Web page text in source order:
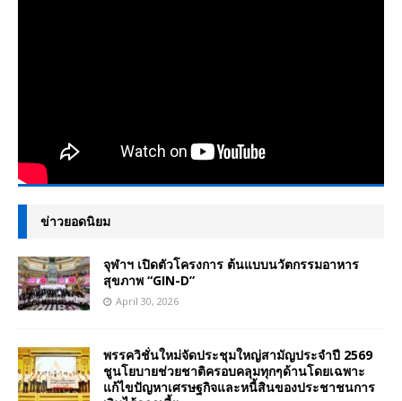
ข่าวยอดนิยม
จุฬาฯ เปิดตัวโครงการ ต้นแบบนวัตกรรมอาหาร
สุขภาพ “GIN-D”
April 30, 2026
พรรควิชั่นใหม่จัดประชุมใหญ่สามัญประจำปี 2569
ชูนโยบายช่วยชาติครอบคลุมทุกๆด้านโดยเฉพาะ
แก้ไขปัญหาเศรษฐกิจและหนี้สินของประชาชนการ